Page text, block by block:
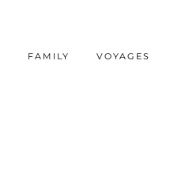
FAMILY VOYAGES